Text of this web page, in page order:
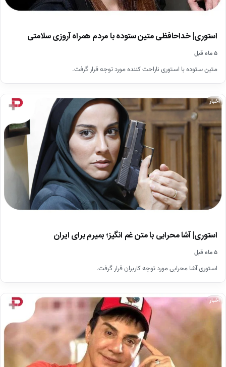
استوری| خداحافظی متین ستوده با مردم همراه آروزی سلامتی
۵ ماه قبل
متین ستوده با استوری ناراحت کننده مورد توجه قرار گرفت.
اخبار
استوری| آشا محرابی با متن غم انگیز؛ بمیرم برای ایران
۵ ماه قبل
استوری آشا محرابی مورد توجه کاربران قرار گرفت.
اخبار